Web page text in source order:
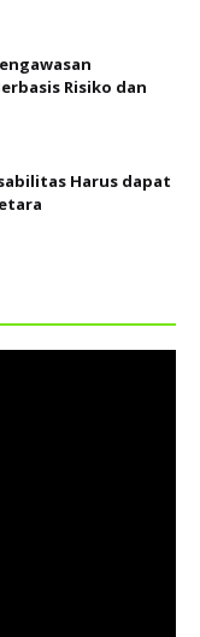
Risiko dan
Harus dapat